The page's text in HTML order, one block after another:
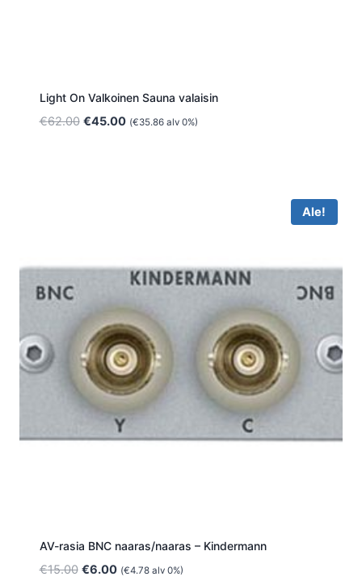
Light On Valkoinen Sauna valaisin
€62.00 Alkuperäinen
€45.00Nykyinen
(€35.86alv 0%)
Ale!
AV-rasia BNC naaras/naaras – Kindermann
€15.00 Alkuperäinen
€6.00Nykyinen
(€4.78alv 0%)